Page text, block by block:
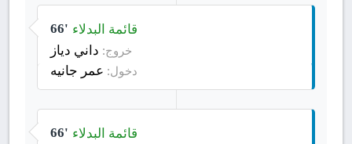
66' قائمة البدلاء
خروج: داني دياز
دخول: عمر جانيه
66' قائمة البدلاء